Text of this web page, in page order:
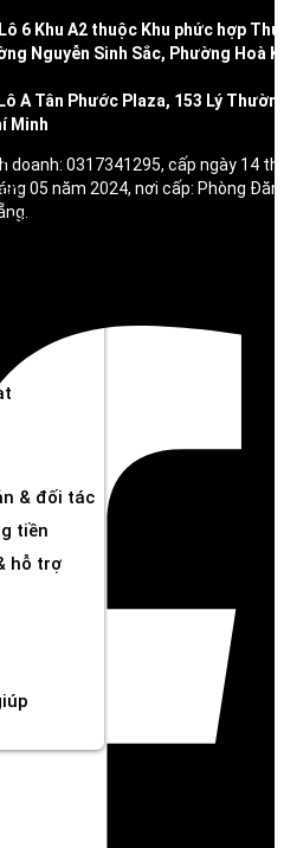
& đối tác
tiền
hỗ trợ
6 Khu A2 thuộc Khu phức hợp
Nguyễn Sinh Sắc, Phường Hoà
A Tân Phước Plaza, 153 Lý
Minh
doanh: 0317341295, cấp ngày 14
05 năm 2024, nơi cấp: Phòng